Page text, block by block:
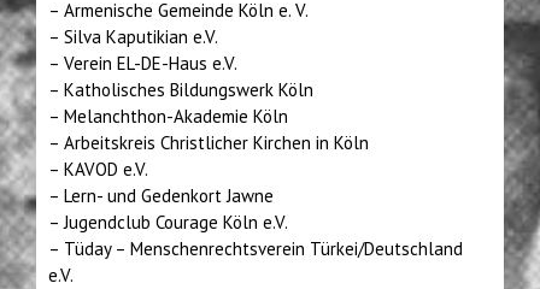
– Armenische Gemeinde Köln e. V.
– Silva Kaputikian e.V.
– Verein EL-DE-Haus e.V.
– Katholisches Bildungswerk Köln
– Melanchthon-Akademie Köln
– Arbeitskreis Christlicher Kirchen in Köln
– KAVOD e.V.
– Lern- und Gedenkort Jawne
– Jugendclub Courage Köln e.V.
– Tüday – Menschenrechtsverein Türkei/Deutschland
e.V.